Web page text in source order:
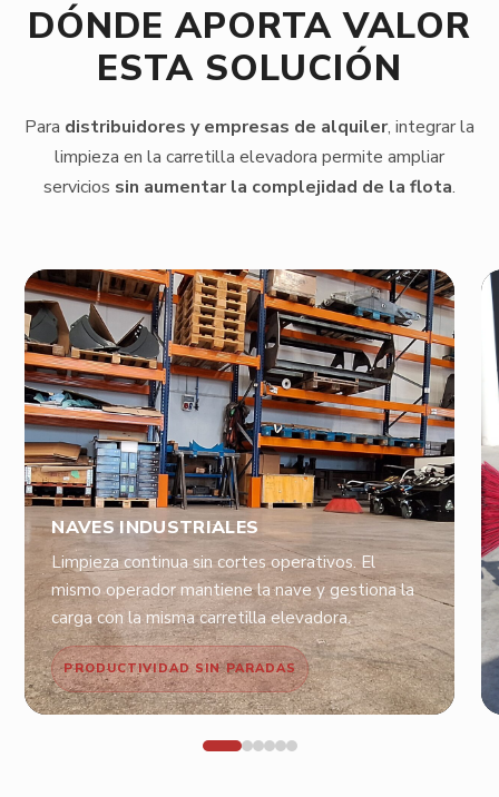
DÓNDE APORTA VALOR
ESTA SOLUCIÓN
Para distribuidores y empresas de alquiler, integrar la
limpieza en la carretilla elevadora permite ampliar
servicios sin aumentar la complejidad de la flota.
NAVES INDUSTRIALES
Limpieza continua sin cortes operativos. El
mismo operador mantiene la nave y gestiona la
carga con la misma carretilla elevadora.
PRODUCTIVIDAD SIN PARADAS